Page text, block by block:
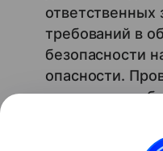
требований в
безопасности
опасности.
прокурором
Как